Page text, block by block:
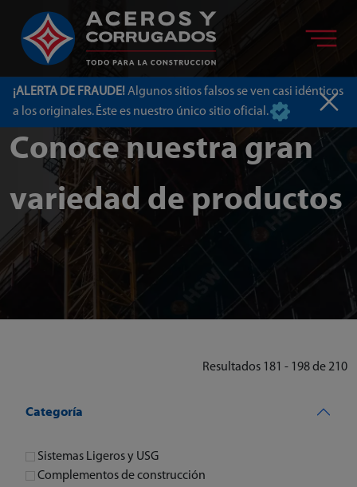
¡ALERTA DE FRAUDE!Algunos sitios falsos se ven casi idénticos
a los originales. Éste es nuestro único sitio oficial.
Conoce nuestra gran
variedad de productos
Resultados 181 - 198 de 210
Categoría
Sistemas Ligeros y USG
Complementos de construcción